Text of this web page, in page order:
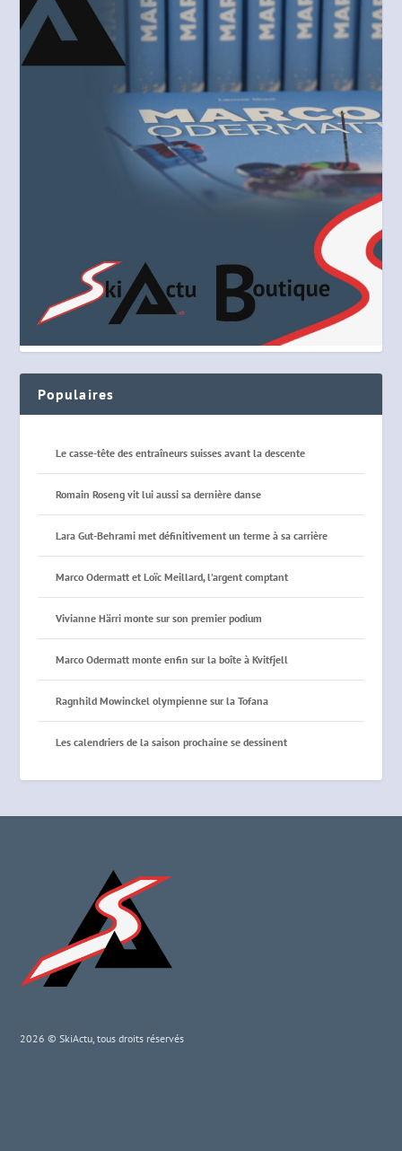
Populaires
Le casse-tête des entraîneurs suisses avant la descente
Romain Roseng vit lui aussi sa dernière danse
Lara Gut-Behrami met définitivement un terme à sa carrière
Marco Odermatt et Loïc Meillard, l’argent comptant
Vivianne Härri monte sur son premier podium
Marco Odermatt monte enfin sur la boîte à Kvitfjell
Ragnhild Mowinckel olympienne sur la Tofana
Les calendriers de la saison prochaine se dessinent
2026 © SkiActu, tous droits réservés